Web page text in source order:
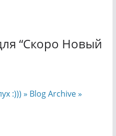
“Скоро Новый
:))) » Blog Archive »